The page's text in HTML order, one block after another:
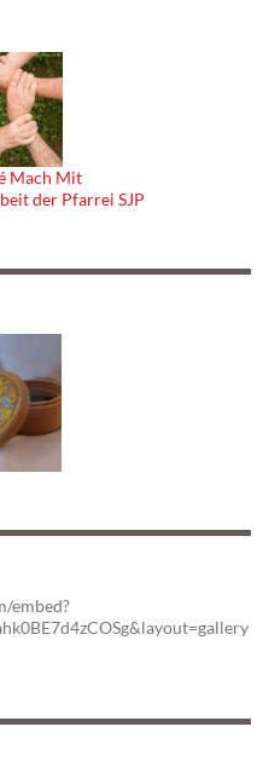
Mach Mit
der Pfarrei SJP
embed?